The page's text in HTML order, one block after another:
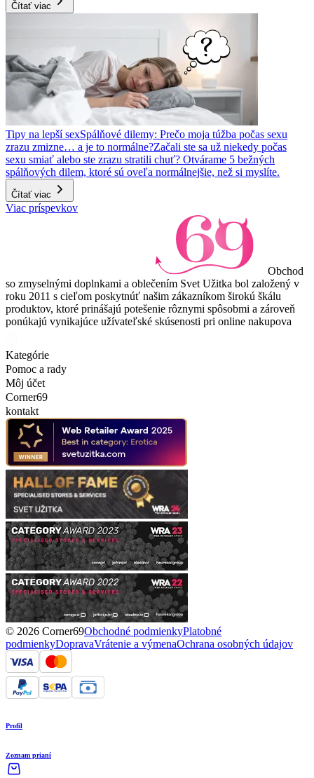
Čítať viac
Tipy na lepší sexSpálňové dilemy: Prečo moja túžba počas sexu
zrazu zmizne… a je to normálne?Začali ste sa už niekedy počas
sexu smiať alebo ste zrazu stratili chuť? Otvárame 5 bežných
spálňových dilem, ktoré sú oveľa normálnejšie, než si myslíte.
Čítať viac
Viac príspevkov
Obchod
so zmyselnými doplnkami a oblečením Svet Užitka bol založený v
roku 2011 s cieľom poskytnúť našim zákazníkom širokú škálu
produktov, ktoré prinášajú potešenie rôznymi spôsobmi a zároveň
ponúkajú vynikajúce užívateľské skúsenosti pri online nakupova
Kategórie
Pomoc a rady
Môj účet
Corner69
kontakt
© 2026 Corner69Obchodné podmienkyPlatobné
podmienkyDopravaVrátenie a výmenaOchrana osobných údajov
Profil
Zoznam prianí